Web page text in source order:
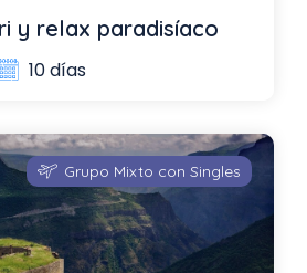
y relax paradisíaco
10 días
Grupo Mixto con Singles